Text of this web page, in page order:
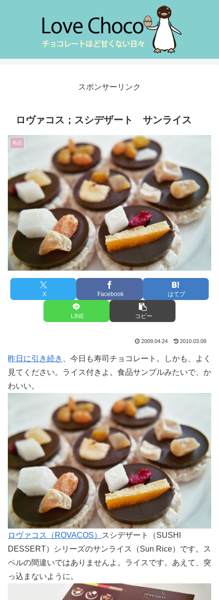
スポンサーリンク
ロヴァコス；スシデザート サンライス
商品
X Facebook はてブ
LINE コピー
2009.04.24 2010.03.09
昨日に引き続き
、今日も寿司チョコレート。しかも、よく
見てください。ライス付きよ。食品サンプルみたいで、か
わいい。
ロヴァコス（ROVACOS）
スシデザート（SUSHI
DESSERT）シリーズのサンライス（Sun Rice）です。ス
ペルの間違いではありませんよ。ライスです。あえて、突
っ込まないように。